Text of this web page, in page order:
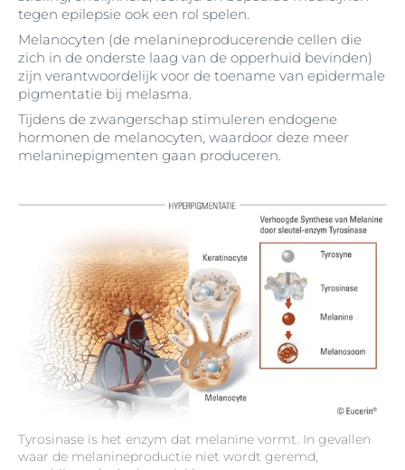
tegen epilepsie ook een rol spelen.
Melanocyten (de melanineproducerende cellen die
zich in de onderste laag van de opperhuid bevinden)
zijn verantwoordelijk voor de toename van epidermale
pigmentatie bij melasma.
Tijdens de zwangerschap stimuleren endogene
hormonen de melanocyten, waardoor deze meer
melaninepigmenten gaan produceren.
Tyrosinase is het enzym dat melanine vormt. In gevallen
waar de melanineproductie niet wordt geremd,